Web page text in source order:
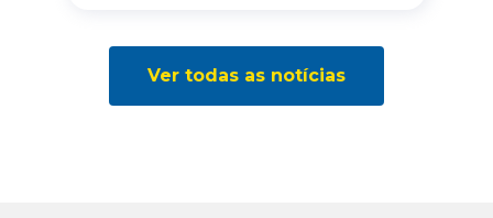
Ver todas as notícias